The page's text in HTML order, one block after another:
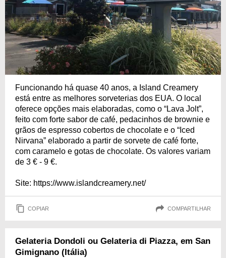
Funcionando há quase 40 anos, a Island Creamery
está entre as melhores sorveterias dos EUA. O local
oferece opções mais elaboradas, como o “Lava Jolt”,
feito com forte sabor de café, pedacinhos de brownie e
grãos de espresso cobertos de chocolate e o “Iced
Nirvana” elaborado a partir de sorvete de café forte,
com caramelo e gotas de chocolate. Os valores variam
de 3 € - 9 €.
Site: https://www.islandcreamery.net/
COPIAR COMPARTILHAR
Gelateria Dondoli ou Gelateria di Piazza, em San
Gimignano (Itália)